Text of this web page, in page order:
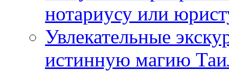
нотариусу или
Увлекательные
истинную магию